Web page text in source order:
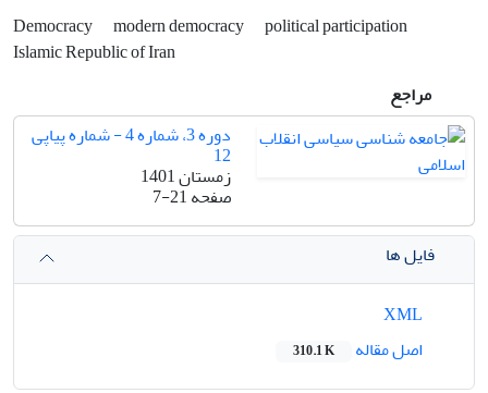
Democracy modern democracy
political participation
Islamic Republic of Iran
مراجع
دوره 3، شماره 4 - شماره پیاپی
12
زمستان 1401
صفحه7-21
فایل ها
اصل مقاله
310.1 K